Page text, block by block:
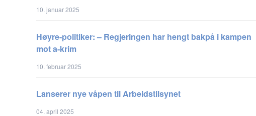
10. januar 2025
Høyre-politiker: – Regjeringen har hengt bakpå i kampen
mot a-krim
10. februar 2025
Lanserer nye våpen til Arbeidstilsynet
04. april 2025